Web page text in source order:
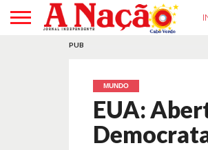
PUB
MUNDO
EUA: